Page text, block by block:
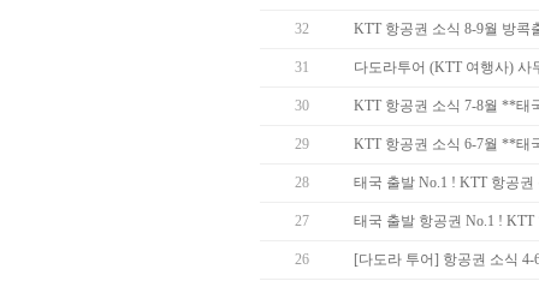
32 KTT 항공권 소식 8-9월 방콕
31 다도라투어 (KTT 여행사) 사
30 KTT 항공권 소식 7-8월 **
29 KTT 항공권 소식 6-7월 **
28 태국 출발 No.1 ! KTT 항공
27 태국 출발 항공권 No.1 !
26 [다도라 투어] 항공권 소식